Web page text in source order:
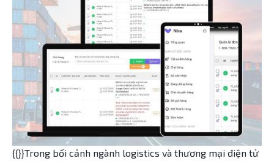
{{}}Trong bối cảnh ngành logistics và thương mại điện tử